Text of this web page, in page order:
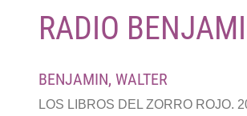
RADIO
BENJAMIN, WALTER
LOS LIBROS DEL ZORRO ROJO.